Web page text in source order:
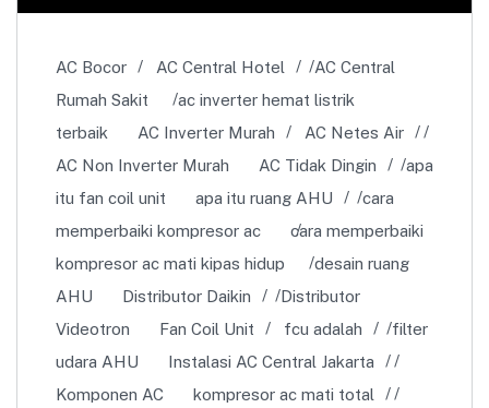
AC Bocor AC Central Hotel
AC Central
Rumah Sakit
ac inverter hemat listrik
terbaik
AC Inverter Murah
AC Netes Air
AC Non Inverter Murah
AC Tidak Dingin
apa
itu fan coil unit
apa itu ruang AHU
cara
memperbaiki kompresor ac
cara memperbaiki
kompresor ac mati kipas hidup
desain ruang
AHU
Distributor Daikin
Distributor
Videotron
Fan Coil Unit fcu adalah
filter
udara AHU
Instalasi AC Central Jakarta
Komponen AC
kompresor ac mati total